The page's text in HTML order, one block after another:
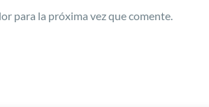
para la próxima vez que comente.